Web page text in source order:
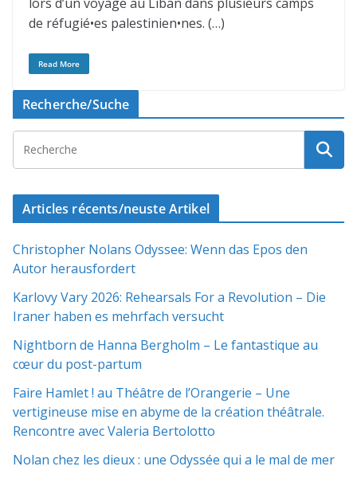
de réfugié•es palestinien•nes. (…)
Read More
Recherche/Suche
Articles récents/neuste Artikel
Christopher Nolans Odyssee: Wenn das Epos den
Autor herausfordert
Karlovy Vary 2026: Rehearsals For a Revolution – Die
Iraner haben es mehrfach versucht
Nightborn de Hanna Bergholm – Le fantastique au
cœur du post-partum
Faire Hamlet ! au Théâtre de l’Orangerie – Une
vertigineuse mise en abyme de la création théâtrale.
Rencontre avec Valeria Bertolotto
Nolan chez les dieux : une Odyssée qui a le mal de mer